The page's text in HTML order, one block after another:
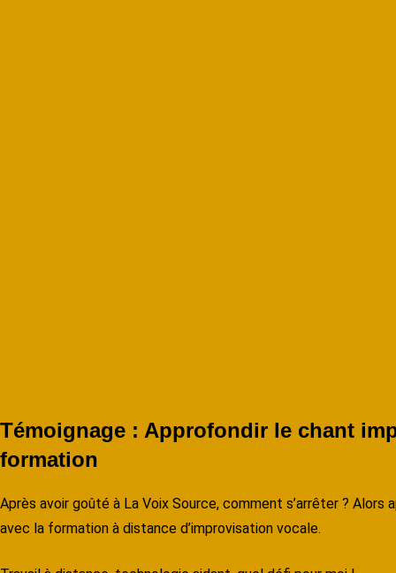
Témoignage : Approfondir le chant
formation
Après avoir goûté à La Voix Source, comment s’arrêter ? Alors
avec la formation à distance d’improvisation vocale.